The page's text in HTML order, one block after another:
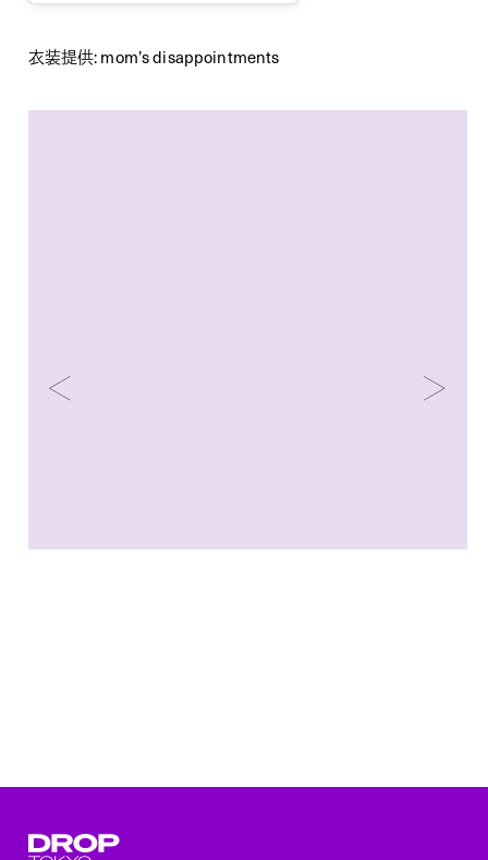
衣装提供: mom’s disappointments
Droptokyo